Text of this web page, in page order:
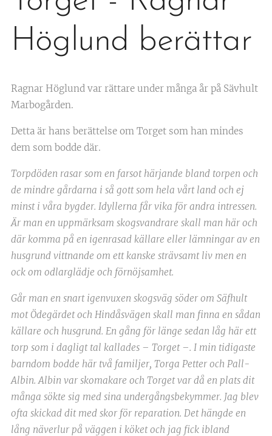
Höglund berättar
Ragnar Höglund var rättare under många år på Sävhult
Marbogården.
Detta är hans berättelse om Torget som han mindes
dem som bodde där.
Torpdöden rasar som en farsot härjande bland torpen och
de mindre gårdarna i så gott som hela vårt land och ej
minst i våra bygder. Idyllerna får vika för andra intressen.
Är man en uppmärksam skogsvandrare skall man här och
där komma på en igenrasad källare eller lämningar av en
husgrund vittnande om ett kanske strävsamt liv men en
ock om odlarglädje och förnöjsamhet.
Går man en snart igenvuxen skogsväg söder om Säfhult
mot Ödegärdet och Hindåsvägen skall man finna en sådan
källare och husgrund. En gång för länge sedan låg här ett
torp som i dagligt tal kallades – Torget –. I min tidigaste
barndom bodde här två familjer, Torga Petter och Pall-
Albin. Albin var skomakare och Torget var då en plats dit
många sökte sig med sina undergångsbekymmer. Jag blev
ofta skickad dit med skor för reparation. Det hängde en
lång näverlur på väggen i köket och jag fick ibland